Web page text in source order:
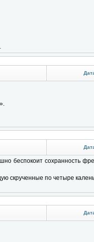
беспокоит сохранность
скрученные по четыре